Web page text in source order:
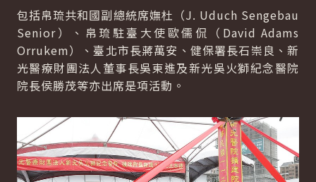
包括帛琉共和國副總統席嫵杜（J. Uduch Sengebau
Senior）、帛琉駐臺大使歐儒侃（David Adams
Orrukem）、臺北市長蔣萬安、健保署長石崇良、新
光醫療財團法人董事長吳東進及新光吳火獅紀念醫院
院長侯勝茂等亦出席是項活動。